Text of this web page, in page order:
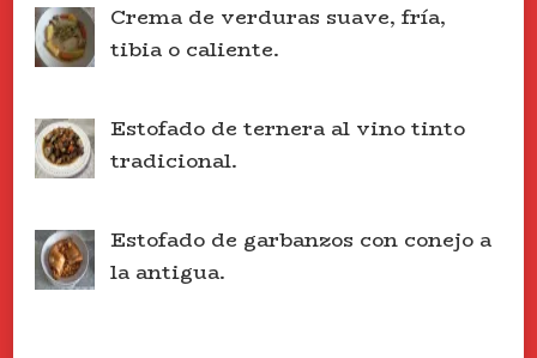
Crema de verduras suave, fría,
tibia o caliente.
Estofado de ternera al vino tinto
tradicional.
Estofado de garbanzos con conejo a
la antigua.